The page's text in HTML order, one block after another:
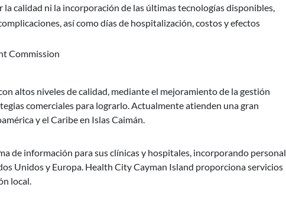
la calidad ni la incorporación de las últimas tecnologías disponibles,
así como días de hospitalización, costos y efectos
Commission
altos niveles de calidad, mediante el mejoramiento de la gestión
comerciales para lograrlo. Actualmente atienden una gran
y el Caribe en Islas Caimán.
de información para sus clínicas y hospitales, incorporando personal
Unidos y Europa. Health City Cayman Island proporciona servicios
local.